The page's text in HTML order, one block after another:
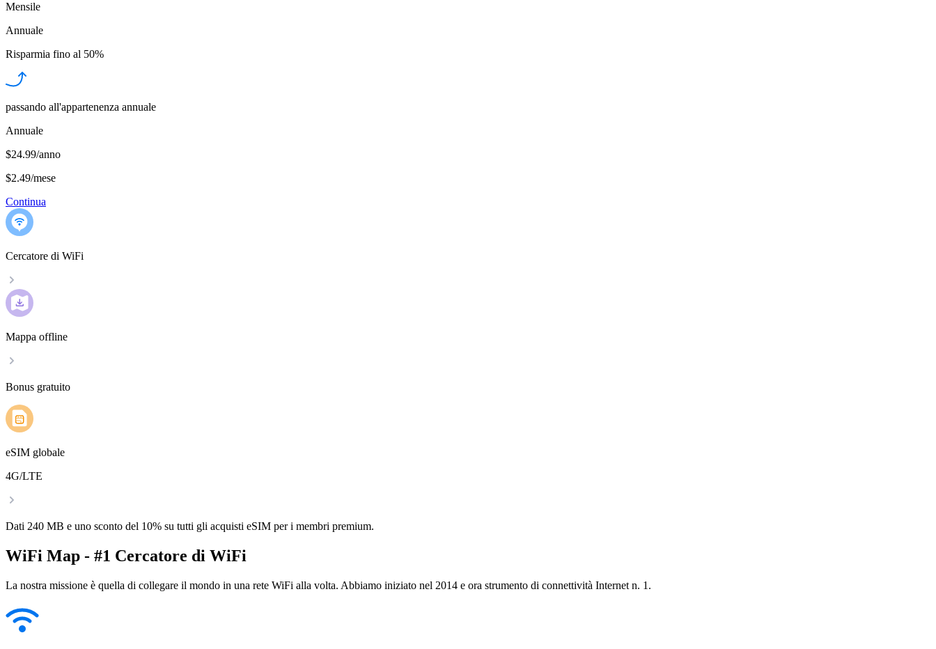
Mensile
Annuale
Risparmia fino al 50%
passando all'appartenenza annuale
Annuale
$24.99/anno
$2.49/mese
Continua
Cercatore di WiFi
Mappa offline
Bonus gratuito
eSIM globale
4G/LTE
Dati 240 MB e uno sconto del 10% su tutti gli acquisti eSIM per i membri premium.
WiFi Map - #1 Cercatore di WiFi
La nostra missione è quella di collegare il mondo in una rete WiFi alla volta. Abbiamo iniziato nel 2014 e ora strumento di connettività Internet n. 1.